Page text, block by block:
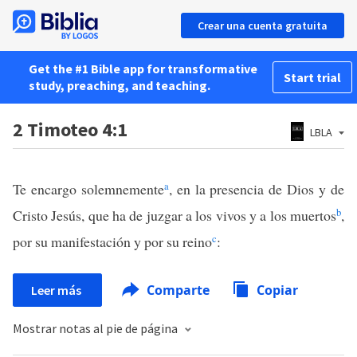
Crear una cuenta gratuita
Get the #1 Bible app for transformative
study, preaching, and teaching.
Start trial
2 Timoteo 4:1 LBLA
Te encargo solemnementea, en la presencia de Dios y de
Cristo Jesús, que ha de juzgar a los vivos y a los muertosb,
por su manifestación y por su reinoc:
Leer más Comparte Copiar
Mostrar notas al pie de página